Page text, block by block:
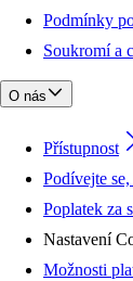
Podmínky
Soukromí a
O nás
Přístupnost
Podívejte
Poplatek za
Nastavení
Možnosti